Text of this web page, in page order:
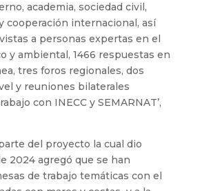
academia, sociedad civil,
cooperación internacional, así
a personas expertas en el
y ambiental, 1466 respuestas en
tres foros regionales, dos
y reuniones bilaterales
con INECC y SEMARNAT’,
del proyecto la cual dio
2024 agregó que se han
de trabajo temáticas con el